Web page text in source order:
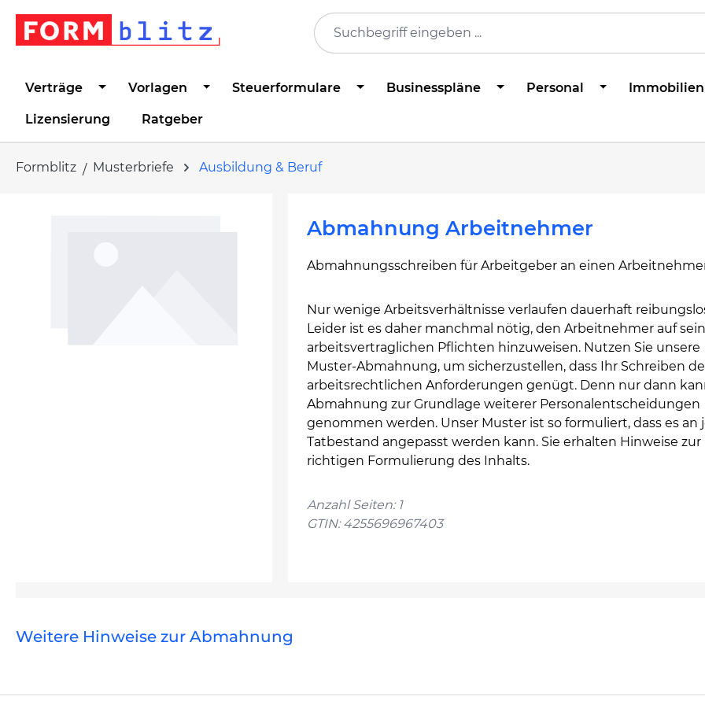
Zur Hauptnavigation springen
Verträge Vorlagen Steuerformulare Businesspläne Personal Immobilien
Lizensierung Ratgeber
Formblitz Musterbriefe Ausbildung & Beruf
Abmahnung Arbeitnehmer
Abmahnungsschreiben für Arbeitgeber an einen
Nur wenige Arbeitsverhältnisse verlaufen dauerhaft
Leider ist es daher manchmal nötig, den Arbeitnehmer auf
arbeitsvertraglichen Pflichten hinzuweisen. Nutzen Sie unsere
Muster-Abmahnung, um sicherzustellen, dass Ihr Schreiben
arbeitsrechtlichen Anforderungen genügt. Denn nur dann
Abmahnung zur Grundlage weiterer Personalentscheidungen
genommen werden. Unser Muster ist so formuliert, dass es an
Tatbestand angepasst werden kann. Sie erhalten Hinweise zur
richtigen Formulierung des Inhalts.
Anzahl Seiten: 1
GTIN: 4255696967403
Weitere Hinweise zur Abmahnung